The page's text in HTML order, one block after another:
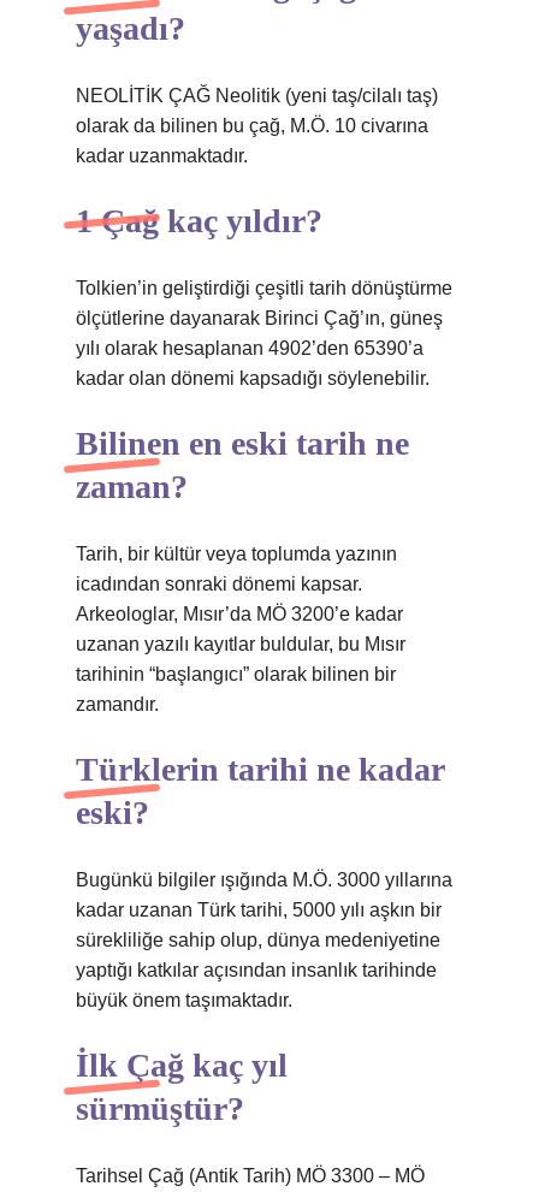
yaşadı?
NEOLİTİK ÇAĞ Neolitik (yeni taş/cilalı taş)
olarak da bilinen bu çağ, M.Ö. 10 civarına
kadar uzanmaktadır.
1 Çağ kaç yıldır?
Tolkien’in geliştirdiği çeşitli tarih dönüştürme
ölçütlerine dayanarak Birinci Çağ’ın, güneş
yılı olarak hesaplanan 4902’den 65390’a
kadar olan dönemi kapsadığı söylenebilir.
Bilinen en eski tarih ne
zaman?
Tarih, bir kültür veya toplumda yazının
icadından sonraki dönemi kapsar.
Arkeologlar, Mısır’da MÖ 3200’e kadar
uzanan yazılı kayıtlar buldular, bu Mısır
tarihinin “başlangıcı” olarak bilinen bir
zamandır.
Türklerin tarihi ne kadar
eski?
Bugünkü bilgiler ışığında M.Ö. 3000 yıllarına
kadar uzanan Türk tarihi, 5000 yılı aşkın bir
sürekliliğe sahip olup, dünya medeniyetine
yaptığı katkılar açısından insanlık tarihinde
büyük önem taşımaktadır.
İlk Çağ kaç yıl
sürmüştür?
Tarihsel Çağ (Antik Tarih) MÖ 3300 – MÖ